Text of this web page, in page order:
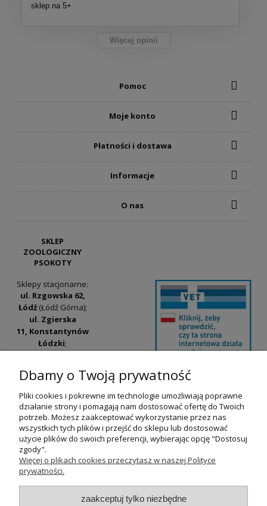
sklep na 5+
Więcej opinii
Pomoc
Moje konto
Płatności i dostawa
Informacje
O nas
SKLEP
ZOOLOGICZNY
PSOKOTY
Sklepy stacjonarne:
ul. Rzgowska 62,
Łódź(Łódź Górna);
ul. Zgierska
11, Konstantynów
Łódzki;
Widzew).
Godziny otwarcia:
pn-pt 9:00-17:00
+48 530 230 483
psokoty@psokoty.pl
Sklep internetowy Shoper.pl
Dbamy o Twoją prywatność
Pliki cookies i pokrewne im technologie umożliwiają poprawne
działanie strony i pomagają nam dostosować ofertę do Twoich
potrzeb. Możesz zaakceptować wykorzystanie przez nas
wszystkich tych plików i przejść do sklepu lub dostosować
użycie plików do swoich preferencji, wybierając opcję "Dostosuj
zgody".
Więcej o plikach cookies przeczytasz w naszej Polityce
prywatności.
zaakceptuj tylko niezbędne